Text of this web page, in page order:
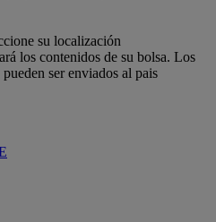
su localización
los contenidos de su bolsa. Los
ser enviados al pais